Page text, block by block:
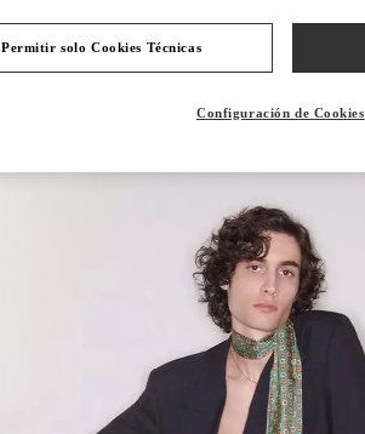
Permitir solo Cookies Técnicas
Configuración de Cookies